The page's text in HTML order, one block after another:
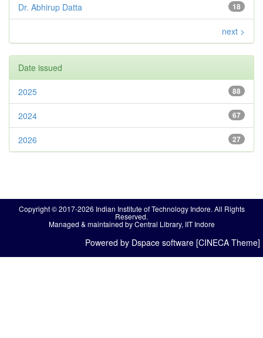
18
Dr. Abhirup Datta
next >
Date issued
88
2025
67
2024
27
2026
Copyright © 2017-2026 Indian Institute of Technology Indore. All Rights
Reserved.
Managed & maintained by Central Library, IIT Indore
Powered by Dspace software [CINECA Theme]